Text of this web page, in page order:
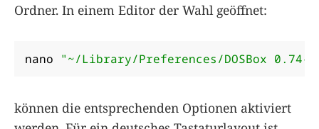
Ordner. In einem Editor der Wahl geöffnet:
nano "~/Library/Preferences/DOSBox 0.74-
können die entsprechenden Optionen aktiviert